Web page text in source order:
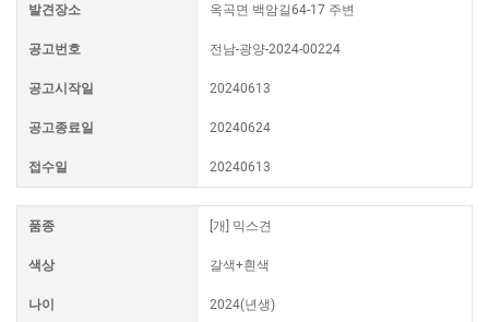
발견장소 옥곡면 백암길64-17 주변
공고번호 전남-광양-2024-00224
공고시작일 20240613
공고종료일 20240624
접수일 20240613
품종 [개] 믹스견
색상 갈색+흰색
나이 2024(년생)